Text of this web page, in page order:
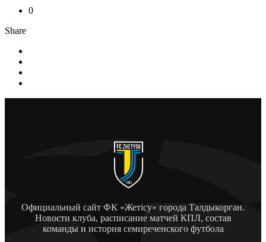
0
Share
Официальный сайт ФК «Жетісу» города Талдыкорган.
Новости клуба, расписание матчей КПЛ, состав
команды и история семиреченского футбола